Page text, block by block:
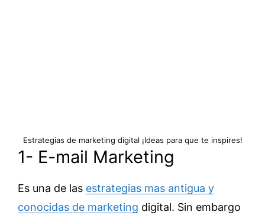
Estrategias de marketing digital ¡Ideas para que te inspires!
1- E-mail Marketing
Es una de las estrategias mas antigua y
conocidas de marketing digital. Sin embargo